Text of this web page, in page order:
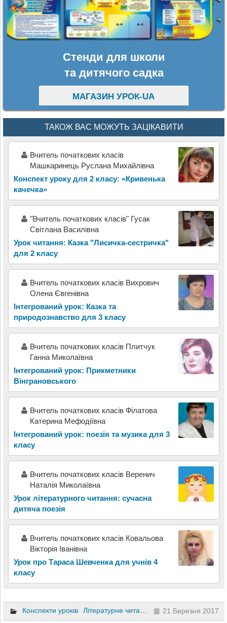
Стенди для школи
та дитячого садка
МАГАЗИН УРОК-UA
ТАКОЖ ВАС МОЖУТЬ ЗАЦІКАВИТИ
Вчитель початкових класів
Машкаринець Руслана Михайлівна
Конспект уроку для 2 класу: «Кривенька
качечка»
"Вчитель початкових класів" Гусак
Світлана Василівна
Урок читання: Казка "Лисичка-сестричка"
для 2 класу
Вчитель початкових класів Вихрович
Олена Євгенівна
Інтегрований урок: Казка та
природознавство для 3 класу
Вчитель початкових класів Плитчук
Ганна Миколаївна
Інтегрований урок: Прикметники
Вінграновського
Вчитель початкових класів Філатова
Катерина Мефодіївна
Інтегрований урок: поезія та музика для 3
класу
Вчитель початкових класів Веренич
Наталія Миколаївна
Урок літературного читання: сучасна
дитяча поезія
Вчитель початкових класів Ковальова
Вікторія Іванівна
Урок про Тараса Шевченка для учнів 4
класу
Конспекти уроків Літературне читання 3 клас
21 Березня 2017